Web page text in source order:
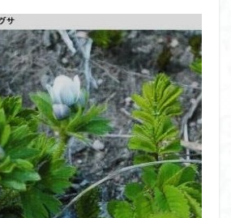
準備 久慈山地 丹沢
丸山
中央アルプスロープウェイ
両神神社奥社 伊勢
世界遺産
上州 上信越
三重県
角点 三湖
三浦富士
三浦半島 三浦アルプス
三河
地 北杜市郊外
八溝川湧水群
北八ヶ岳山麓
北伊豆
日光 前山
利根